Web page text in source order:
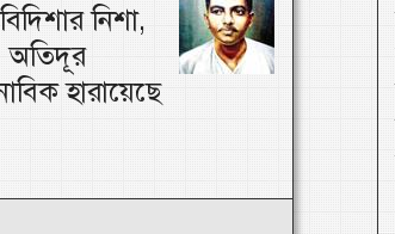
নিশা,
অতিদূর
হারায়েছে